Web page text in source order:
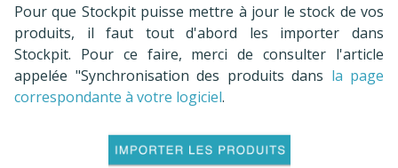
Pour que Stockpit puisse mettre à jour le stock de vos
produits, il faut tout d'abord les importer dans
Stockpit. Pour ce faire, merci de consulter l'article
appelée "Synchronisation des produits dans la page
correspondante à votre logiciel.